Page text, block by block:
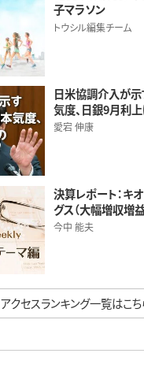
子マラソン
トウシル編集チーム
日米協調介入が
気度、日銀9月利
愛宕 伸康
決算レポート：キ
グス（大幅増収増
今中 能夫
アクセスランキング一覧はこち